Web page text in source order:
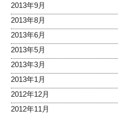
2013年9月
2013年8月
2013年6月
2013年5月
2013年3月
2013年1月
2012年12月
2012年11月